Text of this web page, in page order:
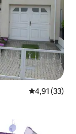
4,91 de uma
4,91 (33)